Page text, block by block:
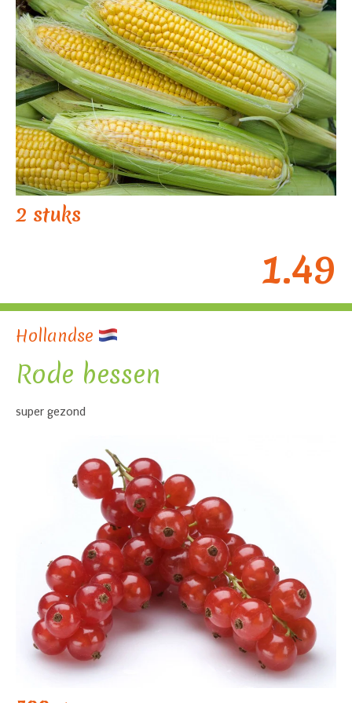
2 stuks
1.49
Hollandse
Rode bessen
super gezond